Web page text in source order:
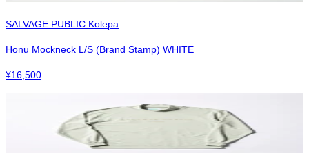
SALVAGE PUBLIC Kolepa
Honu Mockneck L/S (Brand Stamp) WHITE
¥16,500